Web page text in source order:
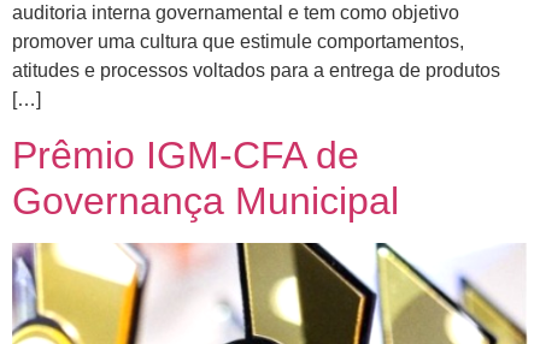
auditoria interna governamental e tem como objetivo
promover uma cultura que estimule comportamentos,
atitudes e processos voltados para a entrega de produtos
[…]
Prêmio IGM-CFA de
Governança Municipal